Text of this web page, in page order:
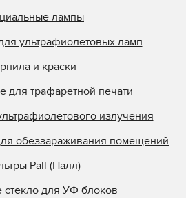
лампы
ультрафиолетовых ламп
и краски
для трафаретной печати
излучения
обеззараживания помещений
Pall (Палл)
стекло для УФ блоков